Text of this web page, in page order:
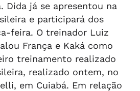
Dida já se apresentou na
e participará dos
feira. O treinador Luiz
França e Kaká como
treinamento realizado
realizado ontem, no
em Cuiabá. Em relação